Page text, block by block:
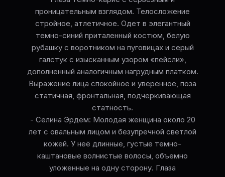
проницательным взглядом. Телосложение
стройное, атлетичное. Одет в элегантный
темно-синий приталенный костюм, белую
рубашку с воротником на пуговицах и серый
галстук с изысканным узором «пейсли»,
дополненный аналогичным нагрудным платком.
Выражение лица спокойное и уверенное, поза
статичная, фронтальная, подчеркивающая
статность.
- Селина Эрдем: Молодая женщина около 20
лет с овальным лицом и безупречной светлой
кожей. У неё длинные, густые темно-
каштановые волнистые волосы, объемно
уложенные на одну сторону. Глаза